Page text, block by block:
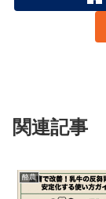
関連記事
酪農